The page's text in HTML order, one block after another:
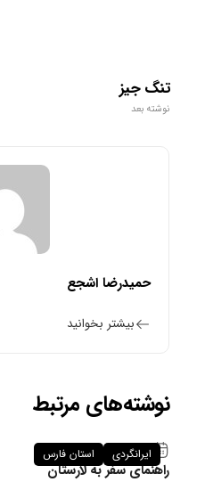
تنگ جیز
نوشته بعد
حمیدرضا اشجع
بیشتر بخوانید
نوشته‌های مرتبط
۲۶ فروردین ۱۴۰۵
راهنمای سفر به لارستان
ایرانگردی استان فارس